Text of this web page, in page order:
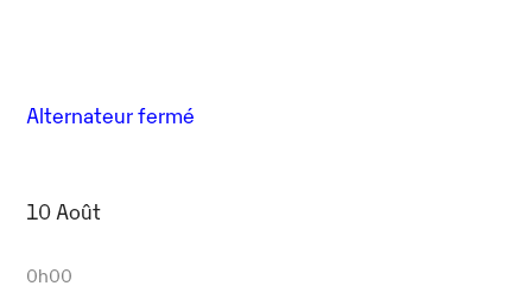
Alternateur fermé
10 Août
0h00